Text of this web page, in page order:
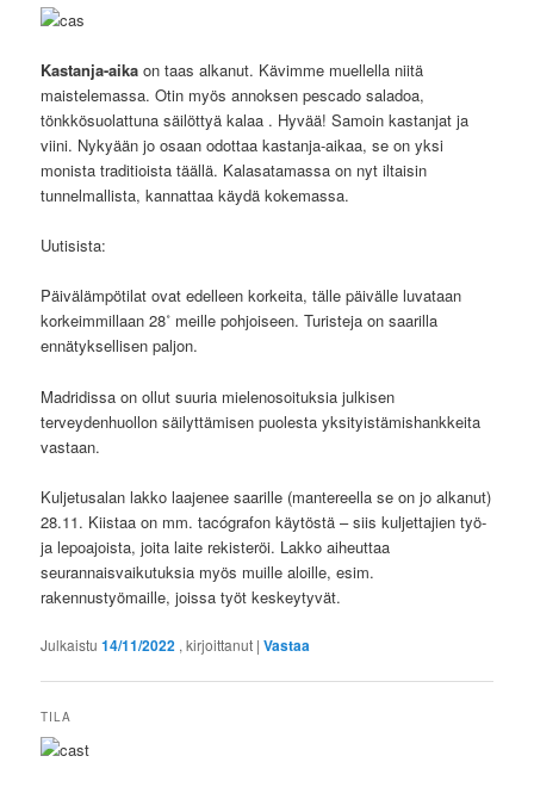
Kastanja-aikaon taas alkanut. Kävimme muellella niitä
maistelemassa. Otin myös annoksen pescado saladoa,
tönkkösuolattuna säilöttyä kalaa . Hyvää! Samoin kastanjat ja
viini. Nykyään jo osaan odottaa kastanja-aikaa, se on yksi
monista traditioista täällä. Kalasatamassa on nyt iltaisin
tunnelmallista, kannattaa käydä kokemassa.
Uutisista:
Päivälämpötilat ovat edelleen korkeita, tälle päivälle luvataan
korkeimmillaan 28˚ meille pohjoiseen. Turisteja on saarilla
ennätyksellisen paljon.
Madridissa on ollut suuria mielenosoituksia julkisen
terveydenhuollon säilyttämisen puolesta yksityistämishankkeita
vastaan.
Kuljetusalan lakko laajenee saarille (mantereella se on jo alkanut)
28.11. Kiistaa on mm. tacógrafon käytöstä – siis kuljettajien työ-
ja lepoajoista, joita laite rekisteröi. Lakko aiheuttaa
seurannaisvaikutuksia myös muille aloille, esim.
rakennustyömaille, joissa työt keskeytyvät.
Julkaistu14/11/2022 , kirjoittanut |Vastaa
TILA